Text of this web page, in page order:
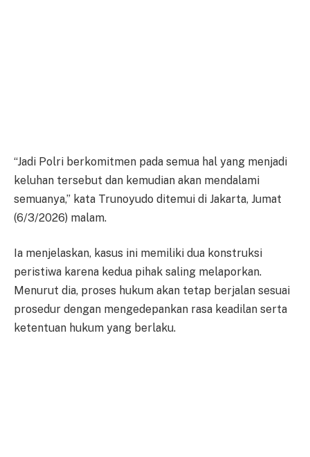
“Jadi Polri berkomitmen pada semua hal yang menjadi
keluhan tersebut dan kemudian akan mendalami
semuanya,” kata Trunoyudo ditemui di Jakarta, Jumat
(6/3/2026) malam.
Ia menjelaskan, kasus ini memiliki dua konstruksi
peristiwa karena kedua pihak saling melaporkan.
Menurut dia, proses hukum akan tetap berjalan sesuai
prosedur dengan mengedepankan rasa keadilan serta
ketentuan hukum yang berlaku.